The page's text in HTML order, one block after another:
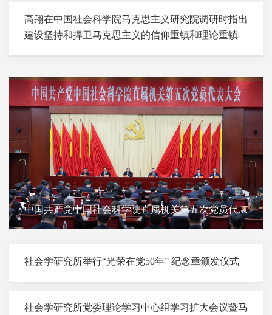
高翔在中国社会科学院马克思主义研究院调研时指出
建设坚持和捍卫马克思主义的信仰重镇和理论重镇
中国共产党中国社会科学院直属机关第五次党员代表
大会召开
社会学研究所举行“光荣在党50年” 纪念章颁发仪式
社会学研究所党委理论学习中心组学习扩大会议暨马